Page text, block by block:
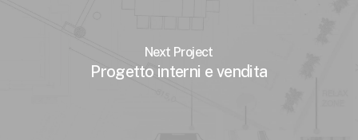
Next Project
Progetto interni e vendita